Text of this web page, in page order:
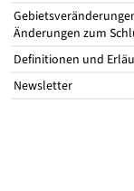
Änderungen zum
Definitionen und
Newsletter